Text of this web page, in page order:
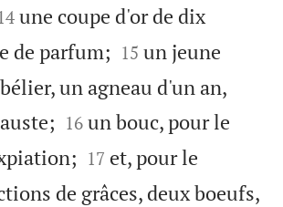
une coupe d'or de dix
de parfum; 

15 un jeune
un agneau d'un an,


16 un bouc, pour le


17 et, pour le
de grâces, deux boeufs,